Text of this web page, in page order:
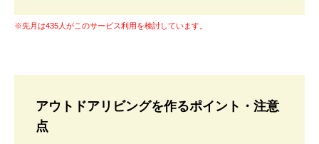
※先月は435人がこのサービス利用を検討しています。
アウトドアリビングを作るポイント・注意
点